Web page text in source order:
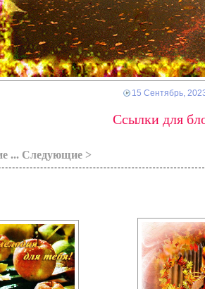
15 Сентябрь,
Ссылки для
... Следующие >